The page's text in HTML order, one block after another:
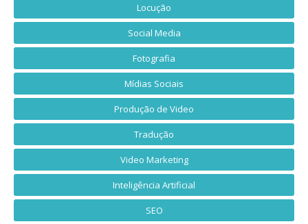
Locução
Social Media
Fotografia
Mídias Sociais
Produção de Video
Tradução
Video Marketing
Inteligência Artificial
SEO